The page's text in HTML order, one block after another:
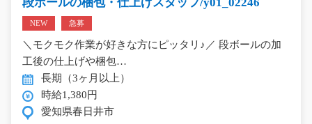
段ボールの梱包・仕上げスタッフ/y01_02246
NEW 急募
＼モクモク作業が好きな方にピッタリ♪／ 段ボールの加
工後の仕上げや梱包…
長期（3ヶ月以上）
時給1,380円
愛知県春日井市